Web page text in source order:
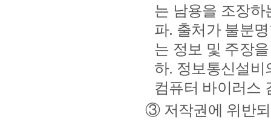
는 남용을 조장하
파. 출처가 불분
는 정보 및 주장
하. 정보통신설비
컴퓨터 바이러스
③ 저작권에 위반